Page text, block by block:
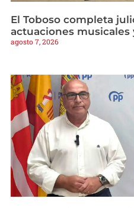
El Toboso completa
actuaciones musicales
agosto 7, 2026